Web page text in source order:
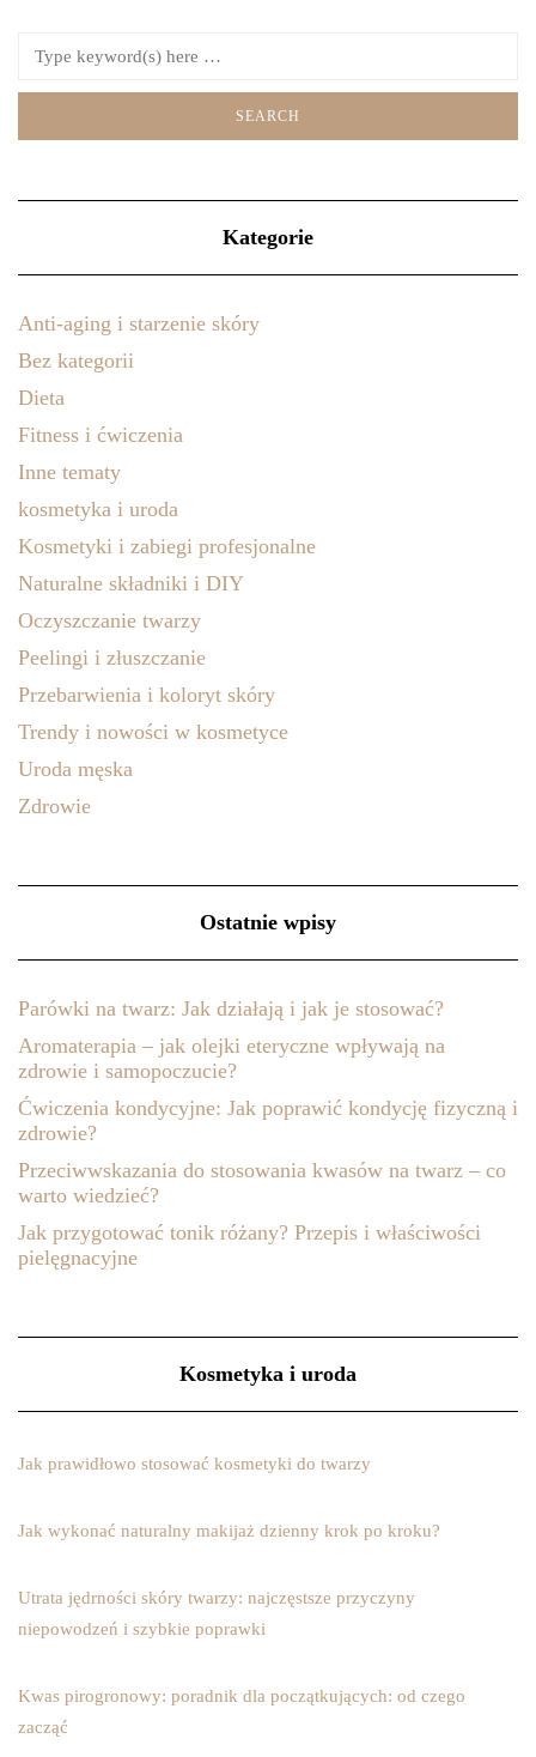
Kategorie
Anti-aging i starzenie skóry
Bez kategorii
Dieta
Fitness i ćwiczenia
Inne tematy
kosmetyka i uroda
Kosmetyki i zabiegi profesjonalne
Naturalne składniki i DIY
Oczyszczanie twarzy
Peelingi i złuszczanie
Przebarwienia i koloryt skóry
Trendy i nowości w kosmetyce
Uroda męska
Zdrowie
Ostatnie wpisy
Parówki na twarz: Jak działają i jak je stosować?
Aromaterapia – jak olejki eteryczne wpływają na
zdrowie i samopoczucie?
Ćwiczenia kondycyjne: Jak poprawić kondycję fizyczną i
zdrowie?
Przeciwwskazania do stosowania kwasów na twarz – co
warto wiedzieć?
Jak przygotować tonik różany? Przepis i właściwości
pielęgnacyjne
Kosmetyka i uroda
Jak prawidłowo stosować kosmetyki do twarzy
Jak wykonać naturalny makijaż dzienny krok po kroku?
Utrata jędrności skóry twarzy: najczęstsze przyczyny
niepowodzeń i szybkie poprawki
Kwas pirogronowy: poradnik dla początkujących: od czego
zacząć